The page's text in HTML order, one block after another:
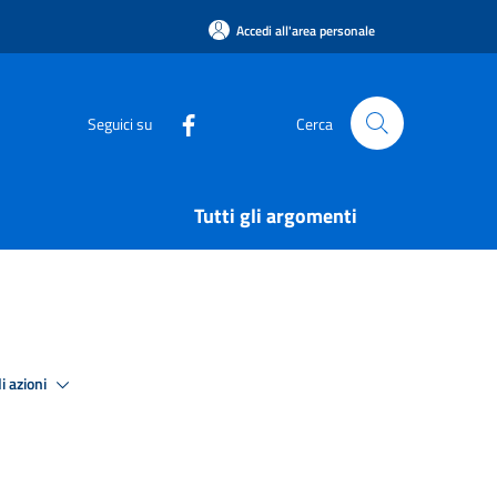
Accedi all'area personale
Seguici su Cerca
Tutti gli argomenti
azioni